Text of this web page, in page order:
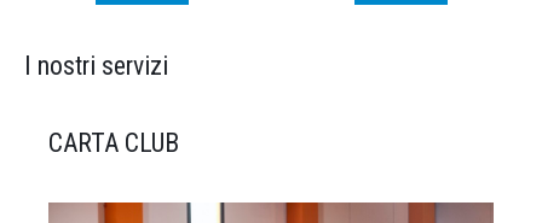
I nostri servizi
CARTA CLUB